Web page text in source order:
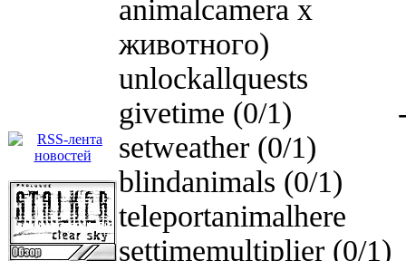
animalcamera x -
живoтнoгo)
unlockallquests -
givetime (0/1) -
setweather (0/1) -
blindanimals (0/1) -
teleportanimalhere -
settimemultiplier (0/